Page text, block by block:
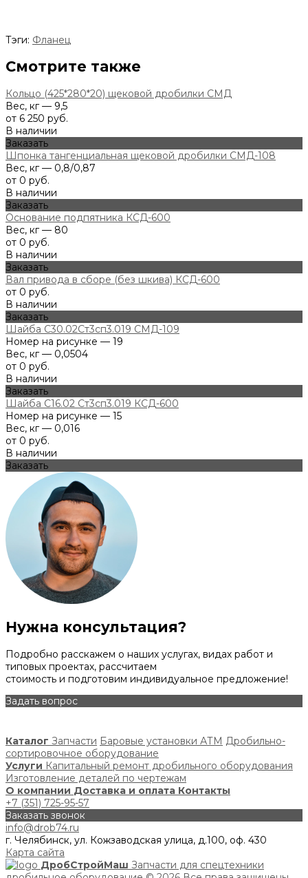
Тэги: Фланец
Смотрите также
Кольцо (425*280*20) щековой дробилки СМД
Вес, кг — 9,5
от 6 250 руб.
В наличии
Заказать
Шпонка тангенциальная щековой дробилки СМД-108
Вес, кг — 0,8/0,87
от 0 руб.
В наличии
Заказать
Основание подпятника КСД-600
Вес, кг — 80
от 0 руб.
В наличии
Заказать
Вал привода в сборе (без шкива) КСД-600
от 0 руб.
В наличии
Заказать
Шайба С30.02Ст3сп3.019 СМД-109
Номер на рисунке — 19
Вес, кг — 0,0504
от 0 руб.
В наличии
Заказать
Шайба С16.02 Ст3сп3.019 КСД-600
Номер на рисунке — 15
Вес, кг — 0,016
от 0 руб.
В наличии
Заказать
Нужна консультация?
Подробно расскажем о наших услугах, видах работ и
типовых проектах, рассчитаем
стоимость и подготовим индивидуальное предложение!
Задать вопрос
Каталог Запчасти Баровые установки АТМ Дробильно-
сортировочное оборудование
Услуги Капитальный ремонт дробильного оборудования
Изготовление деталей по чертежам
О компании Доставка и оплата Контакты
+7 (351) 725-95-57
Заказать звонок
info@drob74.ru
г. Челябинск, ул. Кожзаводская улица, д.100, оф. 430
Карта сайта
ДробСтройМаш Запчасти для спецтехники